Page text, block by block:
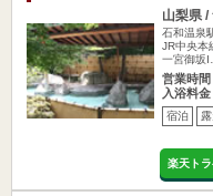
山梨県 /
石和温泉
JR中央本
一宮御坂
営業時
入浴料金
宿泊
楽天ト